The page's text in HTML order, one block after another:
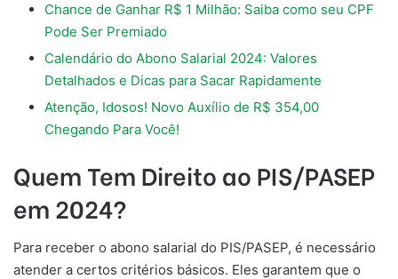
Chance de Ganhar R$ 1 Milhão: Saiba como seu CPF
Pode Ser Premiado
Calendário do Abono Salarial 2024: Valores
Detalhados e Dicas para Sacar Rapidamente
Atenção, Idosos! Novo Auxílio de R$ 354,00
Chegando Para Você!
Quem Tem Direito ao PIS/PASEP
em 2024?
Para receber o abono salarial do PIS/PASEP, é necessário
atender a certos critérios básicos. Eles garantem que o